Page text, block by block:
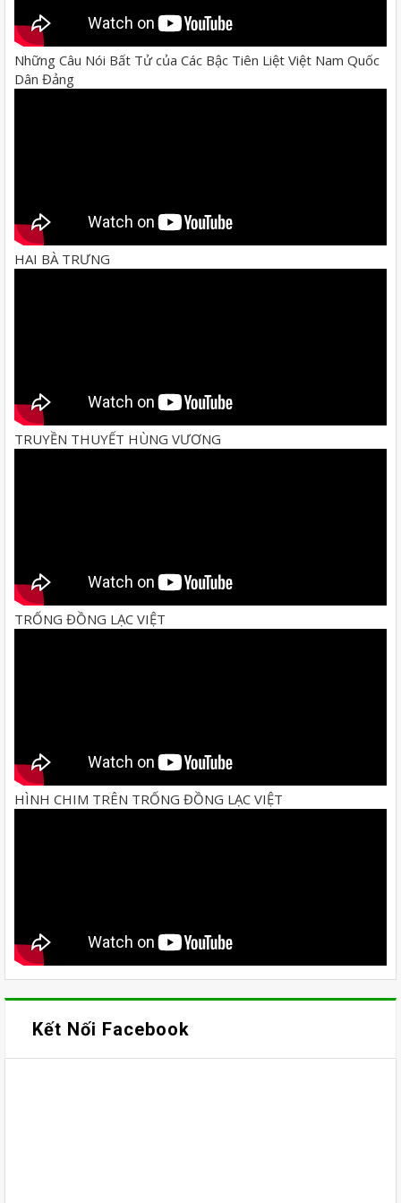
Những Câu Nói Bất Tử của Các Bậc Tiên Liệt Việt Nam Quốc
Dân Đảng
HAI BÀ TRƯNG
TRUYỀN THUYẾT HÙNG VƯƠNG
TRỐNG ĐỒNG LẠC VIỆT
HÌNH CHIM TRÊN TRỐNG ĐỒNG LẠC VIỆT
Kết Nối Facebook